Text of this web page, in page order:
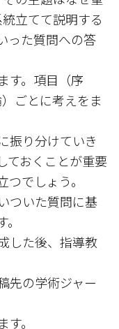
立てて説明する
った質問への答
す。項目（序
ごとに考えをま
振り分けていき
ておくことが重要
でしょう。
ついた質問に基
した後、指導教
先の学術ジャー
。